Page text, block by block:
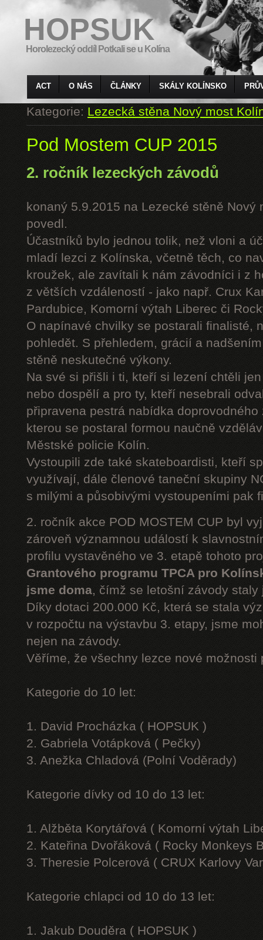
HOPSUK
Horolezecký oddíl Potkali se u Kolína
ACT O NÁS ČLÁNKY SKÁLY KOLÍNSKO
Kategorie:Lezecká stěna Nový most
Pod Mostem CUP 2015
2. ročník lezeckých závodů
konaný 5.9.2015 na Lezecké stěně Nový
povedl.
Účastníků bylo jednou tolik, než vloni a
mladí lezci z Kolínska, včetně těch, co
kroužek, ale zavítali k nám závodníci i z
z větších vzdáleností - jako např. Crux
Pardubice, Komorní výtah Liberec či
O napínavé chvilky se postarali finalisté,
pohledět. S přehledem, grácií a
stěně neskutečné výkony.
Na své si přišli i ti, kteří si lezení chtěli
nebo dospělí a pro ty, kteří nesebrali
připravena pestrá nabídka
kterou se postaral formou naučně
Městské policie Kolín.
Vystoupili zde také skateboardisti, kteří
využívají, dále členové taneční skupiny
s milými a působivými vystoupeními pak
2. ročník akce POD MOSTEM CUP byl
zároveň významnou událostí k
profilu vystavěného ve 3. etapě tohoto
Grantového programu TPCA pro
jsme doma, čímž se letošní závody
Díky dotaci 200.000 Kč, která se stala
v rozpočtu na výstavbu 3. etapy, jsme
nejen na závody.
Věříme, že všechny lezce nové možnosti
Kategorie do 10 let:
1. David Procházka ( HOPSUK )
2. Gabriela Votápková ( Pečky)
3. Anežka Chladová (Polní Voděrady)
Kategorie dívky od 10 do 13 let:
1. Alžběta Korytářová ( Komorní výtah
2. Kateřina Dvořáková ( Rocky Monkeys
3. Theresie Polcerová ( CRUX Karlovy
Kategorie chlapci od 10 do 13 let:
1. Jakub Douděra ( HOPSUK )